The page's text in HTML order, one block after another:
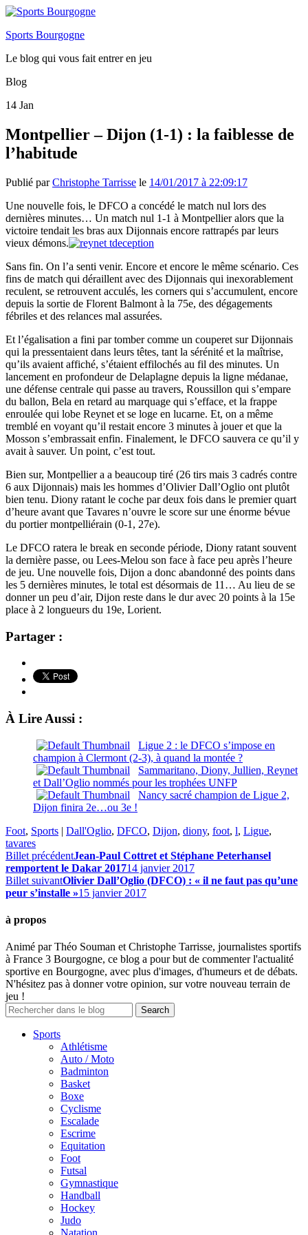
Sports Bourgogne
Le blog qui vous fait entrer en jeu
Blog
14 Jan
Montpellier – Dijon (1-1) : la faiblesse de
l’habitude
Publié parChristophe Tarrisse le 14/01/2017 à 22:09:17
Une nouvelle fois, le DFCO a concédé le match nul lors des
dernières minutes… Un match nul 1-1 à Montpellier alors que la
victoire tendait les bras aux Dijonnais encore rattrapés par leurs
vieux démons.
Sans fin. On l’a senti venir. Encore et encore le même scénario. Ces
fins de match qui déraillent avec des Dijonnais qui inexorablement
reculent, se retrouvent acculés, les corners qui s’accumulent, encore
depuis la sortie de Florent Balmont à la 75e, des dégagements
fébriles et des relances mal assurées.
Et l’égalisation a fini par tomber comme un couperet sur Dijonnais
qui la pressentaient dans leurs têtes, tant la sérénité et la maîtrise,
qu’ils avaient affiché, s’étaient effilochés au fil des minutes. Un
lancement en profondeur de Delaplagne depuis la ligne médanae,
une défense centrale qui passe au travers, Roussillon qui s’empare
du ballon, Bela en retard au marquage qui s’efface, et la frappe
enroulée qui lobe Reynet et se loge en lucarne. Et, on a même
tremblé en voyant qu’il restait encore 3 minutes à jouer et que la
Mosson s’embrassait enfin. Finalement, le DFCO sauvera ce qu’il y
avait à sauver. Un point, c’est tout.
Bien sur, Montpellier a a beaucoup tiré (26 tirs mais 3 cadrés contre
6 aux Dijonnais) mais les hommes d’Olivier Dall’Oglio ont plutôt
bien tenu. Diony ratant le coche par deux fois dans le premier quart
d’heure avant que Tavares n’ouvre le score sur une énorme bévue
du portier montpelliérain (0-1, 27e).
Le DFCO ratera le break en seconde période, Diony ratant souvent
la dernière passe, ou Lees-Melou son face à face peu après l’heure
de jeu. Une nouvelle fois, Dijon a donc abandonné des points dans
les 5 dernières minutes, le total est désormais de 11… Au lieu de se
donner un peu d’air, Dijon reste dans le dur avec 20 points à la 15e
place à 2 longueurs du 19e, Lorient.
Partager :
À Lire Aussi :
Ligue 2 : le DFCO s’impose en
champion à Clermont (2-3), à quand la montée ?
Sammaritano, Diony, Jullien, Reynet
et Dall’Oglio nommés pour les trophées UNFP
Nancy sacré champion de Ligue 2,
Dijon finira 2e…ou 3e !
Foot, Sports | Dall'Oglio, DFCO, Dijon, diony, foot, l, Ligue,
tavares
Billet précédentJean-Paul Cottret et Stéphane Peterhansel
remportent le Dakar 201714 janvier 2017
Billet suivantOlivier Dall’Oglio (DFCO) : « il ne faut pas qu’une
peur s’installe »15 janvier 2017
à propos
Animé par Théo Souman et Christophe Tarrisse, journalistes sportifs
à France 3 Bourgogne, ce blog a pour but de commenter l'actualité
sportive en Bourgogne, avec plus d'images, d'humeurs et de débats.
N'hésitez pas à donner votre opinion, sur votre nouveau terrain de
jeu !
Sports
Athlétisme
Auto / Moto
Badminton
Basket
Boxe
Cyclisme
Escalade
Escrime
Equitation
Foot
Futsal
Gymnastique
Handball
Hockey
Judo